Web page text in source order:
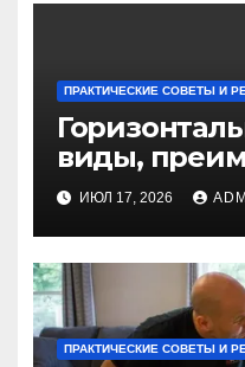
ПРАКТИЧЕСКИЕ СОВЕТЫ И
виды,
советы по
ИЮЛ 17, 2026
ПРАКТИЧЕСКИЕ СОВЕТЫ И